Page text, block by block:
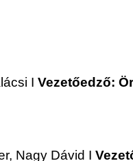
I Vezetőedző:
Nagy Dávid I